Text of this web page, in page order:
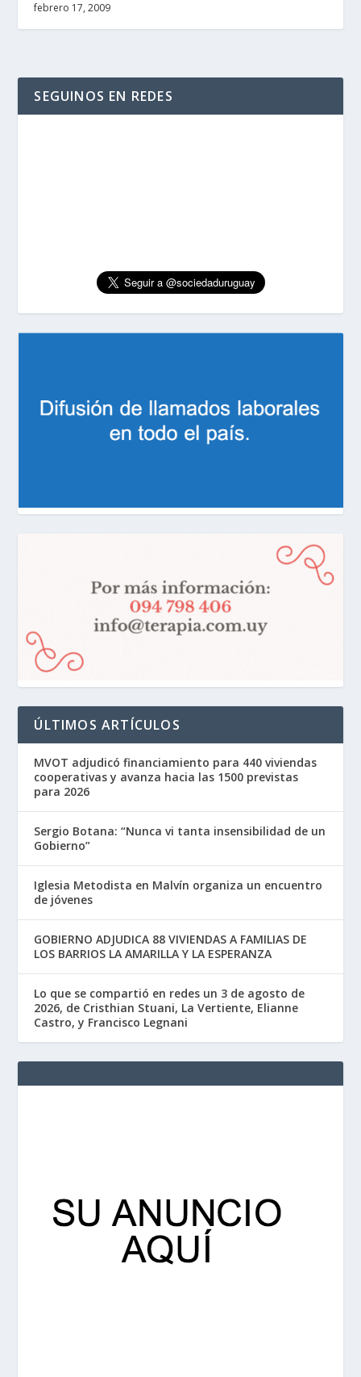
febrero 17, 2009
SEGUINOS EN REDES
ÚLTIMOS ARTÍCULOS
MVOT adjudicó financiamiento para 440 viviendas
cooperativas y avanza hacia las 1500 previstas
para 2026
Sergio Botana: “Nunca vi tanta insensibilidad de un
Gobierno”
Iglesia Metodista en Malvín organiza un encuentro
de jóvenes
GOBIERNO ADJUDICA 88 VIVIENDAS A FAMILIAS DE
LOS BARRIOS LA AMARILLA Y LA ESPERANZA
Lo que se compartió en redes un 3 de agosto de
2026, de Cristhian Stuani, La Vertiente, Elianne
Castro, y Francisco Legnani